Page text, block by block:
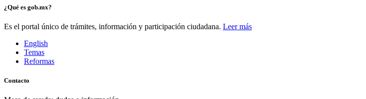
¿Qué es gob.mx?
Es el portal único de trámites, información y participación ciudadana. Leer más
English
Temas
Reformas
Contacto